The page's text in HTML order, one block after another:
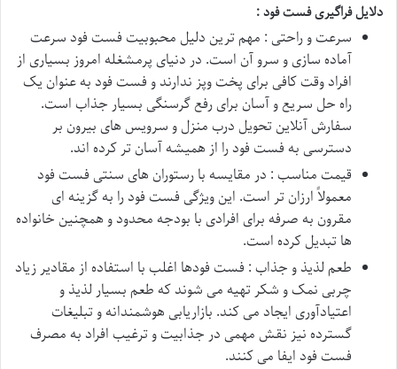
دلایل فراگیری فست فود :
سرعت و راحتی : مهم ترین دلیل محبوبیت فست فود سرعت
آماده سازی و سرو آن است. در دنیای پرمشغله امروز بسیاری از
افراد وقت کافی برای پخت وپز ندارند و فست فود به عنوان یک
راه حل سریع و آسان برای رفع گرسنگی بسیار جذاب است.
سفارش آنلاین تحویل درب منزل و سرویس های بیرون بر
دسترسی به فست فود را از همیشه آسان تر کرده اند.
قیمت مناسب : در مقایسه با رستوران های سنتی فست فود
معمولاً ارزان تر است. این ویژگی فست فود را به گزینه ای
مقرون به صرفه برای افرادی با بودجه محدود و همچنین خانواده
ها تبدیل کرده است.
طعم لذیذ و جذاب : فست فودها اغلب با استفاده از مقادیر زیاد
چربی نمک و شکر تهیه می شوند که طعم بسیار لذیذ و
اعتیادآوری ایجاد می کند. بازاریابی هوشمندانه و تبلیغات
گسترده نیز نقش مهمی در جذابیت و ترغیب افراد به مصرف
فست فود ایفا می کنند.